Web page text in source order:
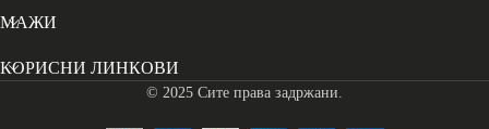
МАЖИ
КОРИСНИ ЛИНКОВИ
© 2025 Сите права задржани.